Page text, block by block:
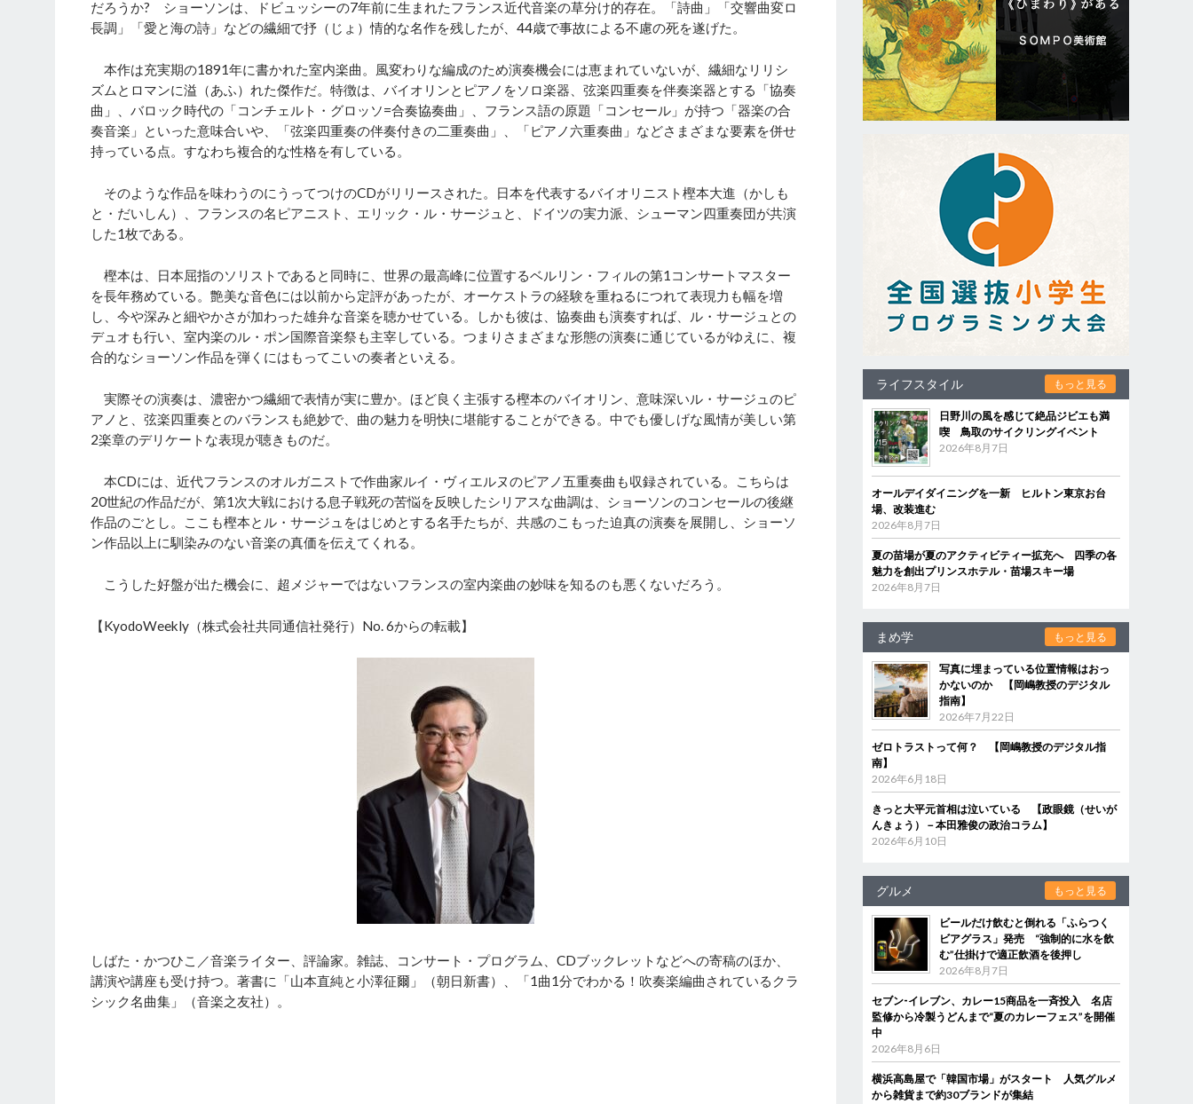
だろうか? ショーソンは、ドビュッシーの7年前に生まれたフランス近代音楽の草分け的存在。「詩曲」「交響曲変ロ
長調」「愛と海の詩」などの繊細で抒（じょ）情的な名作を残したが、44歳で事故による不慮の死を遂げた。
本作は充実期の1891年に書かれた室内楽曲。風変わりな編成のため演奏機会には恵まれていないが、繊細なリリシ
ズムとロマンに溢（あふ）れた傑作だ。特徴は、バイオリンとピアノをソロ楽器、弦楽四重奏を伴奏楽器とする「協奏
曲」、バロック時代の「コンチェルト・グロッソ=合奏協奏曲」、フランス語の原題「コンセール」が持つ「器楽の合
奏音楽」といった意味合いや、「弦楽四重奏の伴奏付きの二重奏曲」、「ピアノ六重奏曲」などさまざまな要素を併せ
持っている点。すなわち複合的な性格を有している。
そのような作品を味わうのにうってつけのCDがリリースされた。日本を代表するバイオリニスト樫本大進（かしも
と・だいしん）、フランスの名ピアニスト、エリック・ル・サージュと、ドイツの実力派、シューマン四重奏団が共演
した1枚である。
樫本は、日本屈指のソリストであると同時に、世界の最高峰に位置するベルリン・フィルの第1コンサートマスター
を長年務めている。艶美な音色には以前から定評があったが、オーケストラの経験を重ねるにつれて表現力も幅を増
し、今や深みと細やかさが加わった雄弁な音楽を聴かせている。しかも彼は、協奏曲も演奏すれば、ル・サージュとの
デュオも行い、室内楽のル・ポン国際音楽祭も主宰している。つまりさまざまな形態の演奏に通じているがゆえに、複
合的なショーソン作品を弾くにはもってこいの奏者といえる。
実際その演奏は、濃密かつ繊細で表情が実に豊か。ほど良く主張する樫本のバイオリン、意味深いル・サージュのピ
アノと、弦楽四重奏とのバランスも絶妙で、曲の魅力を明快に堪能することができる。中でも優しげな風情が美しい第
2楽章のデリケートな表現が聴きものだ。
本CDには、近代フランスのオルガニストで作曲家ルイ・ヴィエルヌのピアノ五重奏曲も収録されている。こちらは
20世紀の作品だが、第1次大戦における息子戦死の苦悩を反映したシリアスな曲調は、ショーソンのコンセールの後継
作品のごとし。ここも樫本とル・サージュをはじめとする名手たちが、共感のこもった迫真の演奏を展開し、ショーソ
ン作品以上に馴染みのない音楽の真価を伝えてくれる。
こうした好盤が出た機会に、超メジャーではないフランスの室内楽曲の妙味を知るのも悪くないだろう。
【KyodoWeekly（株式会社共同通信社発行）No. 6からの転載】
しばた・かつひこ／音楽ライター、評論家。雑誌、コンサート・プログラム、CDブックレットなどへの寄稿のほか、
講演や講座も受け持つ。著書に「山本直純と小澤征爾」（朝日新書）、「1曲1分でわかる！吹奏楽編曲されているクラ
シック名曲集」（音楽之友社）。
ライフスタイル もっと見る
日野川の風を感じて絶品ジビエも満
喫 鳥取のサイクリングイベント
2026年8月7日
オールデイダイニングを一新 ヒルトン東京お台
場、改装進む
2026年8月7日
夏の苗場が夏のアクティビティー拡充へ 四季の各
魅力を創出プリンスホテル・苗場スキー場
2026年8月7日
まめ学 もっと見る
写真に埋まっている位置情報はおっ
かないのか 【岡嶋教授のデジタル
指南】
2026年7月22日
ゼロトラストって何？ 【岡嶋教授のデジタル指
南】
2026年6月18日
きっと大平元首相は泣いている 【政眼鏡（せいが
んきょう）－本田雅俊の政治コラム】
2026年6月10日
グルメ もっと見る
ビールだけ飲むと倒れる「ふらつく
ビアグラス」発売 “強制的に水を飲
む”仕掛けで適正飲酒を後押し
2026年8月7日
セブン‐イレブン、カレー15商品を一斉投入 名店
監修から冷製うどんまで“夏のカレーフェス”を開催
中
2026年8月6日
横浜高島屋で「韓国市場」がスタート 人気グルメ
から雑貨まで約30ブランドが集結